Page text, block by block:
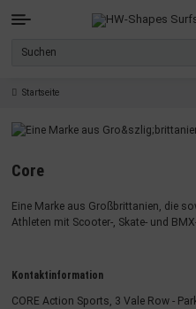
Startseite
Core
Eine Marke aus Großbrittanien, die
Athleten mit Scooter-, Skate- und
Kontaktinformation
CORE Action Sports, 3 Vale Row -